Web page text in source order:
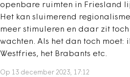
openbare ruimten in Friesland
Het kan sluimerend
meer stimuleren en daar zit
wachten. Als het dan toch moet:
Westfries, het Brabants etc.
Op 13 december 2023, 17:12